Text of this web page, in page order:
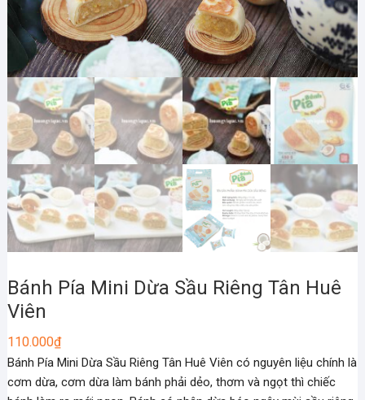
Bánh Pía Mini Dừa Sầu Riêng Tân Huê
Viên
110.000₫
Bánh Pía Mini Dừa Sầu Riêng Tân Huê Viên có nguyên liệu chính là
cơm dừa, cơm dừa làm bánh phải dẻo, thơm và ngọt thì chiếc